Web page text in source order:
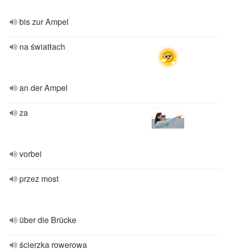
bis zur Ampel
na światłach
an der Ampel
za
vorbei
przez most
über die Brücke
ścierzka rowerowa